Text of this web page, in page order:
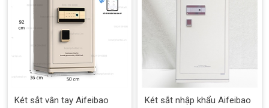
Két sắt vân tay Aifeibao
Két sắt nhập khẩu Aifeibao